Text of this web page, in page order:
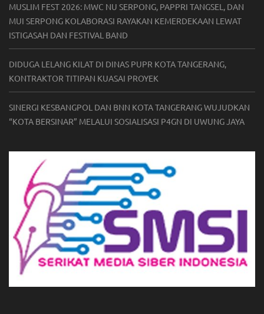
MUSLIM FEST 2026: MWC NU SERPONG, PAPPRI TANGSEL, DAN
MUI SERPONG KOLABORASI RAYAKAN KEMERDEKAAN LEWAT
ISTIGASAH DAN FESTIVAL BAND
DIDUGA LELANG KILAT DI DINAS PUPR KOTA TANGERANG,
KONTRAKTOR TITIPAN KUASAI PROYEK
SINERGI KESBANGPOL DAN BNN KOTA TANGERANG WUJUDKAN
“KOTA BERSINAR” MELALUI SOSIALISASI P4GN DI UWUNG JAYA